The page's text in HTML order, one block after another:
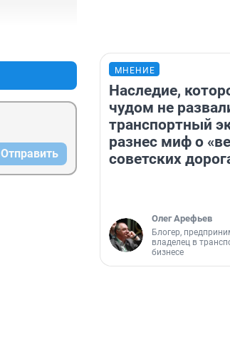
Отправить
МНЕНИЕ
Наследие,
чудом не
транспортный
разнес миф о
советских
Олег Арефьев
Блогер,
владелец в
бизнесе